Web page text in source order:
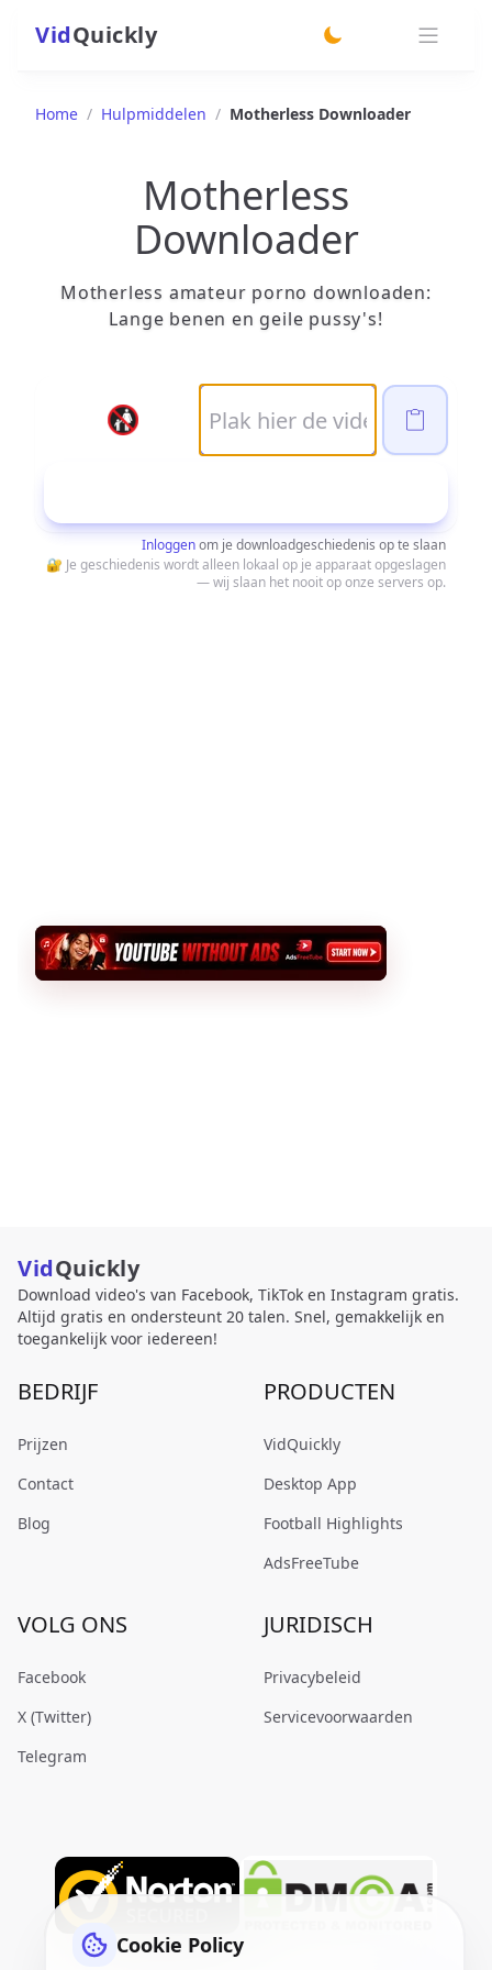
VidQuickly
Home / Hulpmiddelen / Motherless Downloader
Motherless
Downloader
Motherless amateur porno downloaden:
Lange benen en geile pussy's!
Inloggenom je downloadgeschiedenis op te slaan
🔐 Je geschiedenis wordt alleen lokaal op je apparaat opgeslagen
— wij slaan het nooit op onze servers op.
VidQuickly
Download video's van Facebook, TikTok en Instagram gratis.
Altijd gratis en ondersteunt 20 talen. Snel, gemakkelijk en
toegankelijk voor iedereen!
BEDRIJF
Prijzen
Contact
Blog
PRODUCTEN
VidQuickly
Desktop App
Football Highlights
AdsFreeTube
VOLG ONS
Facebook
X (Twitter)
Telegram
JURIDISCH
Privacybeleid
Servicevoorwaarden
Cookie Policy